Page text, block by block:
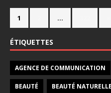
1 …
ÉTIQUETTES
AGENCE DE COMMUNICATION
BEAUTÉ BEAUTÉ NATURELLE